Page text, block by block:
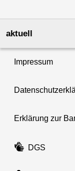
aktuell
Impressum
Erklärung zur
DGS